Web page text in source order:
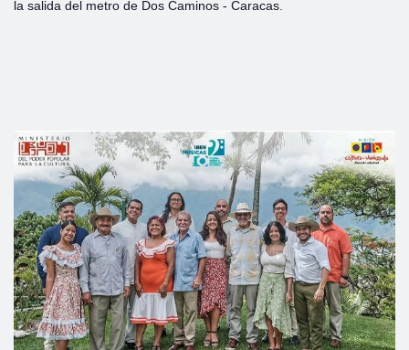
la salida del metro de Dos Caminos - Caracas.